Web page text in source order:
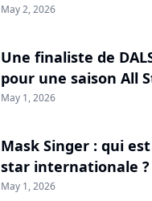
May 2, 2026
Une finaliste de
pour une saison All
May 1, 2026
Mask Singer : qui
star internationale ?
May 1, 2026